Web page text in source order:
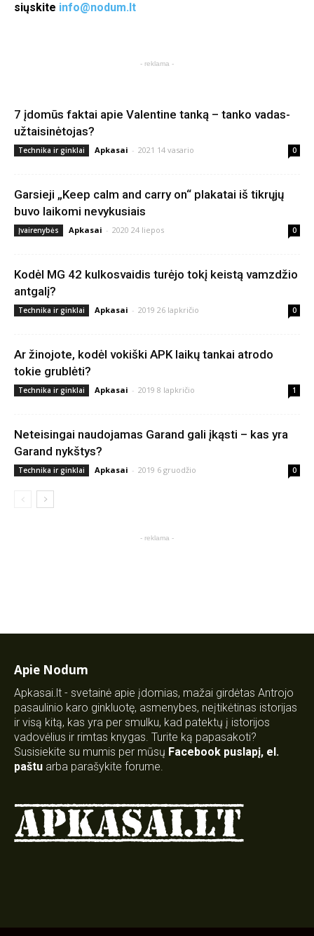
siųskite info@nodum.lt
- reklama -
7 įdomūs faktai apie Valentine tanką – tanko vadas-
užtaisinėtojas?
Technika ir ginklai Apkasai - 2021 14 vasario 0
Garsieji „Keep calm and carry on“ plakatai iš tikrųjų
buvo laikomi nevykusiais
Įvairenybės Apkasai - 2020 24 liepos 0
Kodėl MG 42 kulkosvaidis turėjo tokį keistą vamzdžio
antgalį?
Technika ir ginklai Apkasai - 2019 26 lapkričio 0
Ar žinojote, kodėl vokiški APK laikų tankai atrodo
tokie grublėti?
Technika ir ginklai Apkasai - 2019 8 lapkričio 1
Neteisingai naudojamas Garand gali įkąsti – kas yra
Garand nykštys?
Technika ir ginklai Apkasai - 2019 6 gruodžio 0
- reklama -
Apie Nodum
Apkasai.lt - svetainė apie įdomias, mažai girdėtas Antrojo
pasaulinio karo ginkluotę, asmenybes, neįtikėtinas istorijas
ir visą kitą, kas yra per smulku, kad patektų į istorijos
vadovėlius ir rimtas knygas. Turite ką papasakoti?
Susisiekite su mumis per mūsų Facebook puslapį, el.
paštu arba parašykite forume.